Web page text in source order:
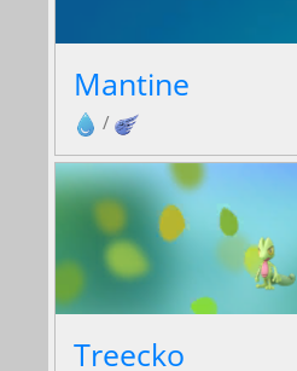
Mantine
/
Treecko